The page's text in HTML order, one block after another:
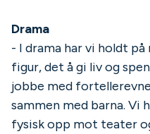
Drama
- I drama har vi holdt
figur, det å gi liv og
jobbe med
sammen med barna. Vi
fysisk opp mot teater